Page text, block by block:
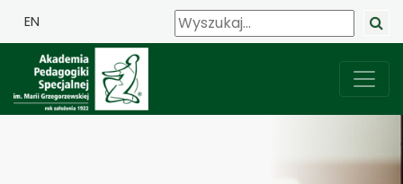
EN